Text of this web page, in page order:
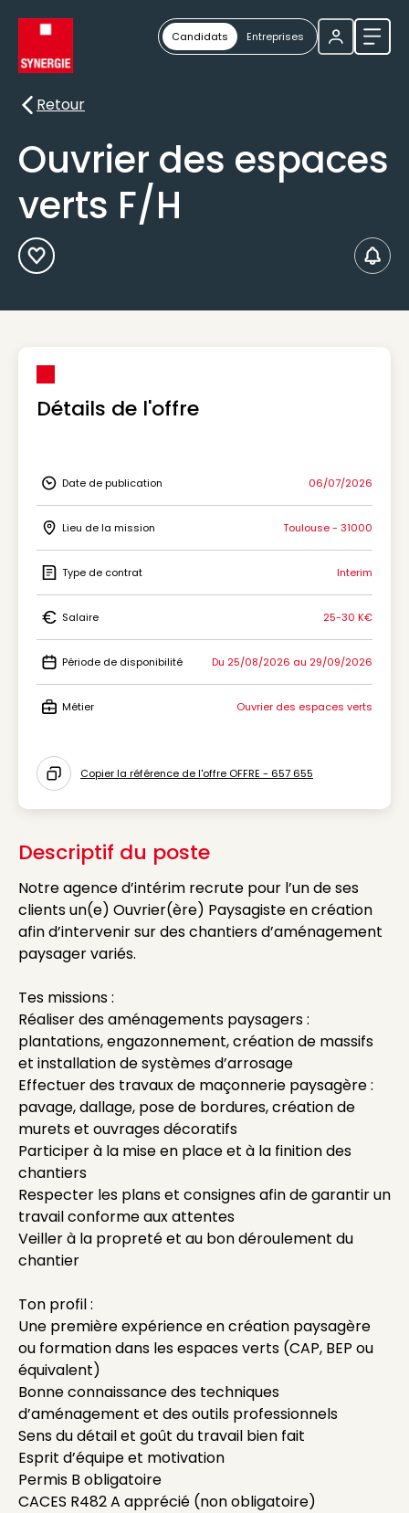
Candidats Entreprises
Retour
Retour
Ouvrier des espaces
verts F/H
Ajouter aux Favoris
Détails de l'offre
Icon Date de publication
Date de publication 06/07/2026
Icon Lieu de la mission
Lieu de la mission Toulouse - 31000
Icon Type de contrat
Type de contrat Interim
Icon Salaire
Salaire 25-30 K€
Icon Période de disponibilité
Période de disponibilité Du 25/08/2026 au 29/09/2026
Métier Ouvrier des espaces verts
Icon copy to clipboard
Copier la référence de l'offre OFFRE - 657 655
Descriptif du poste
Notre agence d’intérim recrute pour l’un de ses
clients un(e) Ouvrier(ère) Paysagiste en création
afin d’intervenir sur des chantiers d’aménagement
paysager variés.
Tes missions :
Réaliser des aménagements paysagers :
plantations, engazonnement, création de massifs
et installation de systèmes d’arrosage
Effectuer des travaux de maçonnerie paysagère :
pavage, dallage, pose de bordures, création de
murets et ouvrages décoratifs
Participer à la mise en place et à la finition des
chantiers
Respecter les plans et consignes afin de garantir un
travail conforme aux attentes
Veiller à la propreté et au bon déroulement du
chantier
Ton profil :
Une première expérience en création paysagère
ou formation dans les espaces verts (CAP, BEP ou
équivalent)
Bonne connaissance des techniques
d’aménagement et des outils professionnels
Sens du détail et goût du travail bien fait
Esprit d’équipe et motivation
Permis B obligatoire
CACES R482 A apprécié (non obligatoire)